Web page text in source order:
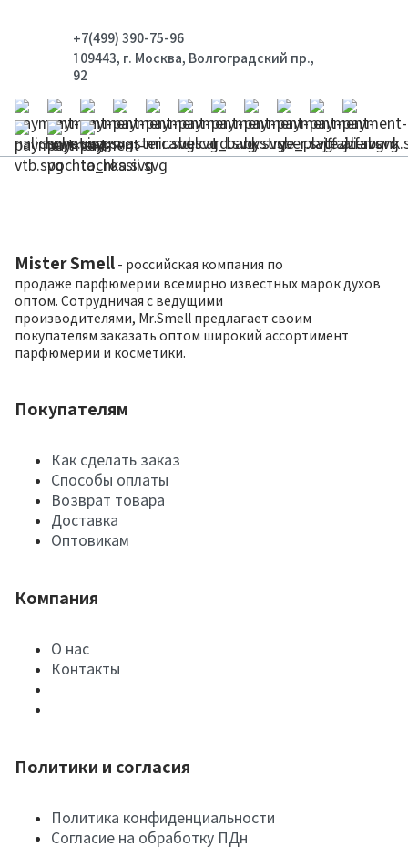
+7(499) 390-75-96
109443, г. Москва, Волгоградский пр.,
92
Mister Smell - российская компания по
продаже парфюмерии всемирно известных марок духов
оптом. Сотрудничая с ведущими
производителями, Mr.Smell предлагает своим
покупателям заказать оптом широкий ассортимент
парфюмерии и косметики.
Покупателям
Как сделать заказ
Способы оплаты
Возврат товара
Доставка
Оптовикам
Компания
О нас
Контакты
Политики и согласия
Политика конфиденциальности
Согласие на обработку ПДн